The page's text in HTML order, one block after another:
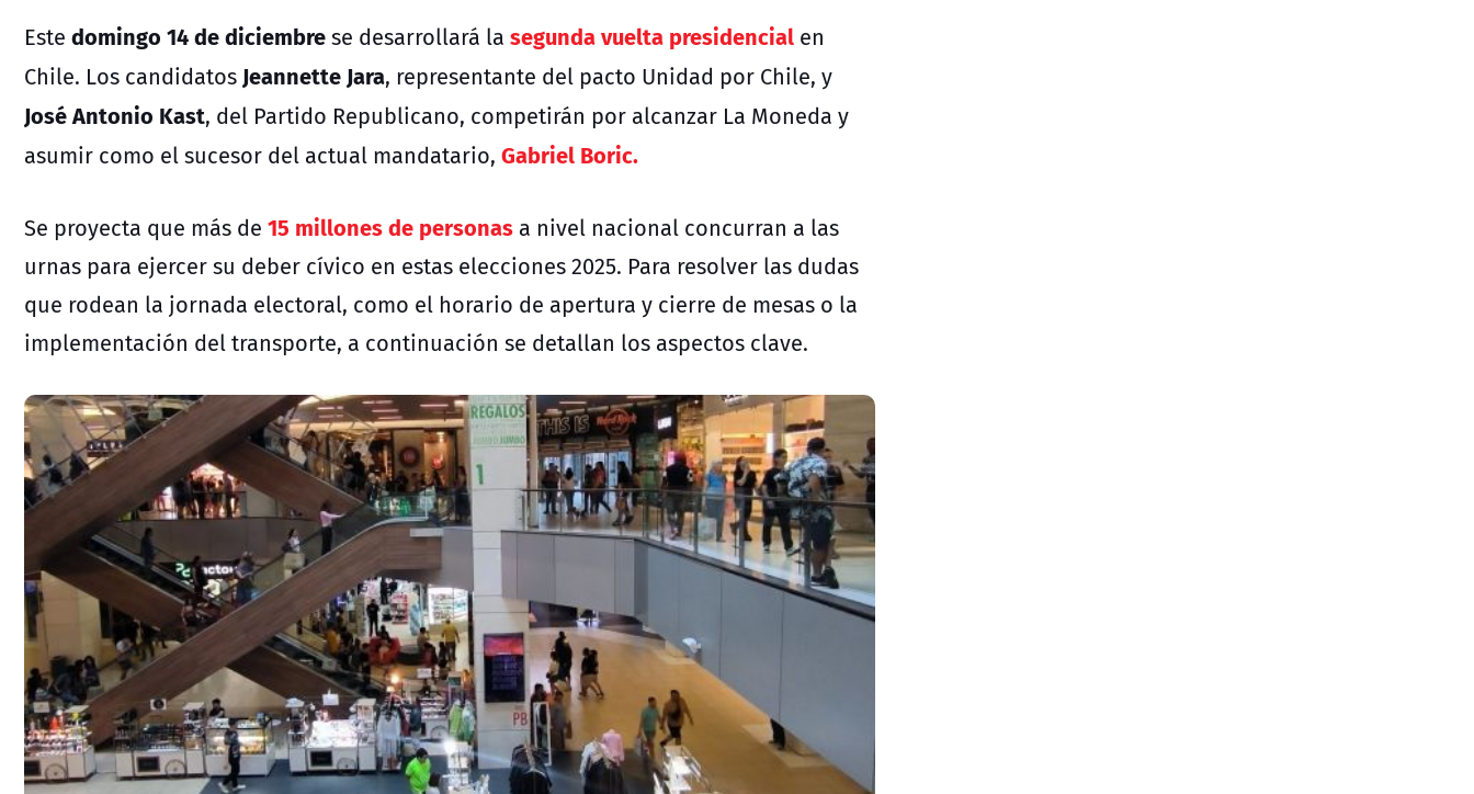
Este domingo 14 de diciembrese desarrollará la segunda vuelta presidencial en
Chile. Los candidatos Jeannette Jara, representante del pacto Unidad por Chile, y
José Antonio Kast, del Partido Republicano, competirán por alcanzar La Moneda y
asumir como el sucesor del actual mandatario, Gabriel Boric.
Se proyecta que más de 15 millones de personas a nivel nacional concurran a las
urnas para ejercer su deber cívico en estas elecciones 2025. Para resolver las dudas
que rodean la jornada electoral, como el horario de apertura y cierre de mesas o la
implementación del transporte, a continuación se detallan los aspectos clave.